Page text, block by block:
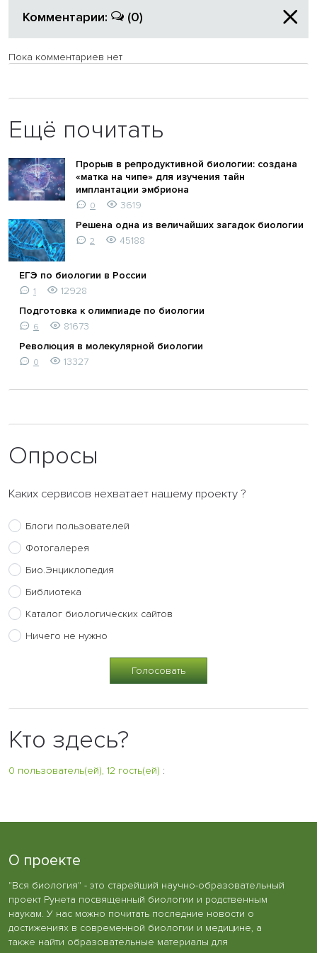
Комментарии: (0)
Пока комментариев нет
Ещё почитать
Прорыв в репродуктивной биологии: создана
«матка на чипе» для изучения тайн
имплантации эмбриона
0
3619
Решена одна из величайших загадок биологии
2 45188
ЕГЭ по биологии в России
1
12928
Подготовка к олимпиаде по биологии
6
81673
Революция в молекулярной биологии
0 13327
Опросы
Каких сервисов нехватает нашему проекту ?
Блоги пользователей
Фотогалерея
Био.Энциклопедия
Библиотека
Каталог биологических сайтов
Ничего не нужно
Кто здесь?
0 пользователь(ей), 12 гость(ей) :
О проекте
"Вся биология" - это старейший научно-образовательный
проект Рунета посвященный биологии и родственным
наукам. У нас можно почитать последние новости о
достижениях в современной биологии и медицине, а
также найти образовательные материалы для